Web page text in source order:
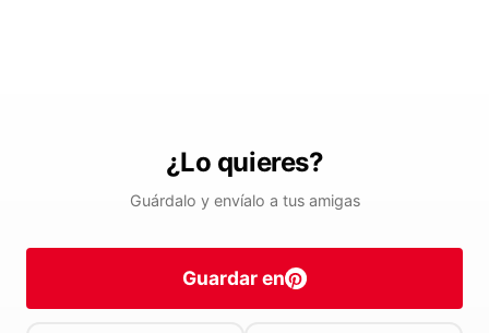
¿Lo quieres?
Guárdalo y envíalo a tus amigas
Guardar en